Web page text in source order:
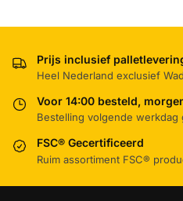
Prijs inclusief
Heel Nederland exclusief
Voor 14:00 besteld,
Bestelling volgende werkdag
FSC® Gecertificeerd
Ruim assortiment FSC®